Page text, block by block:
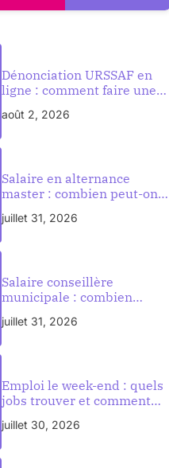
Dénonciation URSSAF en
ligne : comment faire une
prudente
août 2, 2026
Salaire en alternance
master : combien peut-on
juillet 31, 2026
Salaire conseillère
municipale : combien
en France ?
juillet 31, 2026
Emploi le week-end : quels
jobs trouver et comment
juillet 30, 2026